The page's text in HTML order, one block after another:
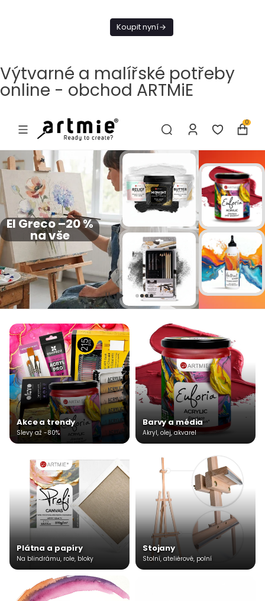
Koupit nyní
Výtvarné a malířské potřeby
online - obchod ARTMiE
0
El Greco –20 %
na vše
Akce a trendy
Slevy až -80%
Barvy a média
Akryl, olej, akvarel
Plátna a papíry
Na blindrámu, role, bloky
Stojany
Stolní, ateliérové, polní